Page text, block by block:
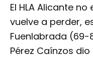
El HLA Alicante
vuelve a perder,
Fuenlabrada (69-
Pérez Caínzos